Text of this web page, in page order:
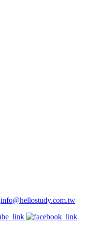
info@hellostudy.com.tw